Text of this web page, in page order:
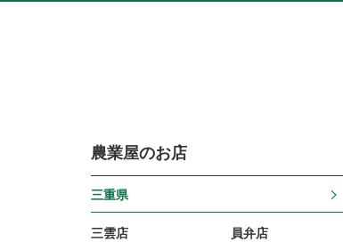
農業屋のお店
三重県
三雲店
員弁店